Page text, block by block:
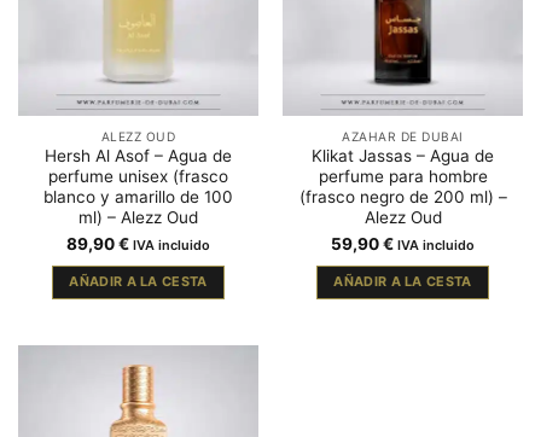
ALEZZ OUD
Hersh Al Asof – Agua de
perfume unisex (frasco
blanco y amarillo de 100
ml) – Alezz Oud
89,90€ IVA incluido
AÑADIR A LA CESTA
AZAHAR DE DUBAI
Klikat Jassas – Agua de
perfume para hombre
(frasco negro de 200 ml) –
Alezz Oud
59,90€ IVA incluido
AÑADIR A LA CESTA